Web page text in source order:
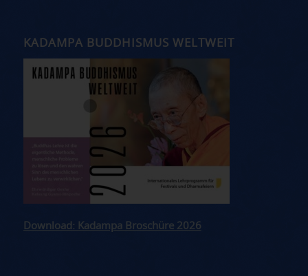
KADAMPA BUDDHISMUS WELTWEIT
Download: Kadampa Broschüre 2026